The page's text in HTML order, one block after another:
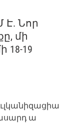
Նոր
մի
18-19
ա